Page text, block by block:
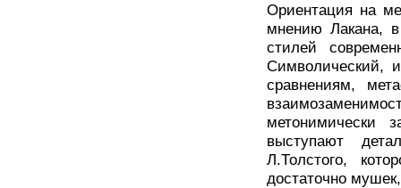
Ориентация на
мнению Лакана,
стилей
Символический,
сравнениям,
метонимически
выступают
Л.Толстого,
достаточно